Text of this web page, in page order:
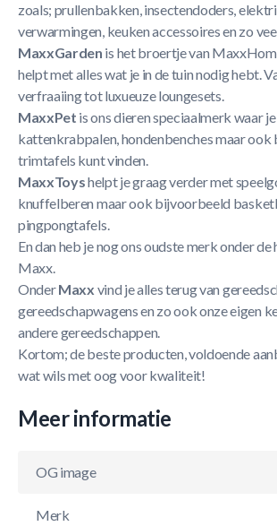
zoals; prullenbakken, insectendoders,
verwarmingen, keuken accessoires en zo
MaxxGarden is het broertje van
helpt met alles wat je in de tuin nodig hebt.
verfraaiing tot luxueuze loungesets.
MaxxPet is ons dieren speciaalmerk waar
kattenkrabpalen, hondenbenches maar
trimtafels kunt vinden.
MaxxToyshelpt je graag verder met
knuffelberen maar ook bijvoorbeeld
pingpongtafels.
En dan heb je nog ons oudste merk onder de
Maxx.
OnderMaxx vind je alles terug van
gereedschapwagens en zo ook onze eigen
andere gereedschappen.
Kortom; de beste producten, voldoende
wat wils met oog voor kwaliteit!
Meer informatie
OG image
Merk